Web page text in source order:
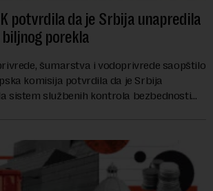
potvrdila da je Srbija unapredila
porekla
šumarstva i vodoprivrede saopštilo
komisija potvrdila da je Srbija
sistem službenih kontrola bezbednosti